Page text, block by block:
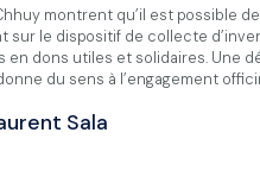
montrent qu’il est possible
sur le dispositif de collecte
dons utiles et solidaires. Une
du sens à l’engagement
Sala